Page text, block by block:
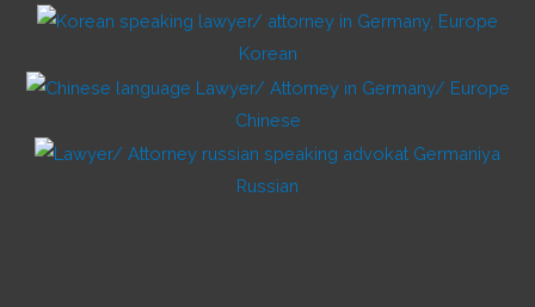
Korean
Chinese
Russian